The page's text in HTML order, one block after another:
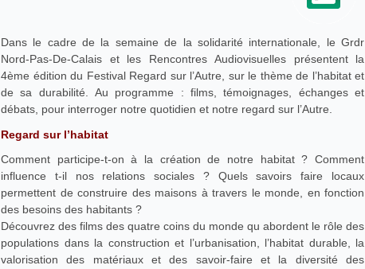
Dans le cadre de la semaine de la solidarité internationale, le Grdr
Nord-Pas-De-Calais et les Rencontres Audiovisuelles présentent la
4ème édition du Festival Regard sur l’Autre, sur le thème de l’habitat et
de sa durabilité. Au programme : films, témoignages, échanges et
débats, pour interroger notre quotidien et notre regard sur l’Autre.
Regard sur l’habitat
Comment participe-t-on à la création de notre habitat ? Comment
influence t-il nos relations sociales ? Quels savoirs faire locaux
permettent de construire des maisons à travers le monde, en fonction
des besoins des habitants ?
Découvrez des films des quatre coins du monde qu abordent le rôle des
populations dans la construction et l’urbanisation, l’habitat durable, la
valorisation des matériaux et des savoir-faire et la diversité des